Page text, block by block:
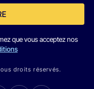
que vous acceptez nos
droits réservés.